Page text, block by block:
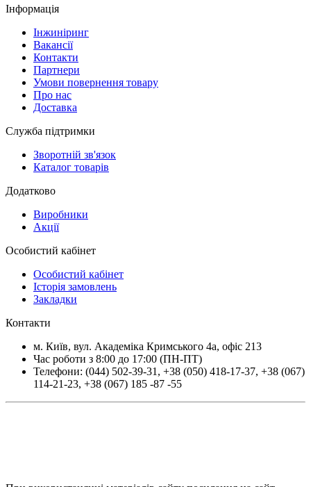
Інформація
Інжиніринг
Вакансії
Контакти
Партнери
Умови повернення товару
Про нас
Доставка
Служба підтримки
Зворотній зв'язок
Каталог товарів
Додатково
Виробники
Акції
Особистий кабінет
Особистий кабінет
Історія замовлень
Закладки
Контакти
м. Київ, вул. Академіка Кримського 4а, офіс 213
Час роботи з 8:00 до 17:00 (ПН-ПТ)
Телефони: (044) 502-39-31 , +38 (050) 418-17-37, +38 (067)
114-21-23, +38 (067) 185 -87 -55